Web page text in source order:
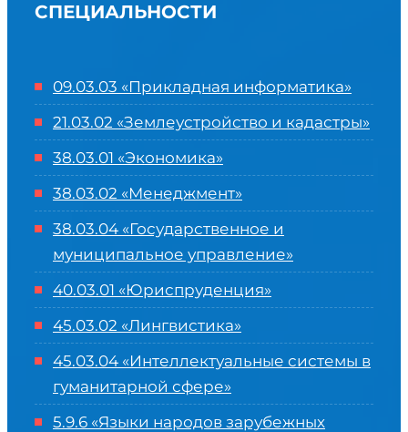
СПЕЦИАЛЬНОСТИ
09.03.03 «Прикладная информатика»
21.03.02 «Землеустройство и кадастры»
38.03.01 «Экономика»
38.03.02 «Менеджмент»
38.03.04 «Государственное и
муниципальное управление»
40.03.01 «Юриспруденция»
45.03.02 «Лингвистика»
45.03.04 «Интеллектуальные системы в
гуманитарной сфере»
5.9.6 «Языки народов зарубежных